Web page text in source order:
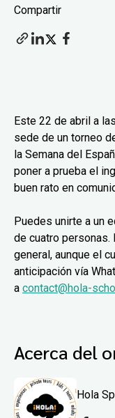
Compartir
Este 22 de abril a
sede de un torneo
la Semana del
poner a prueba el
buen rato en
Puedes unirte a un
de cuatro personas.
general, aunque el
anticipación vía
a contact@hola-
Acerca del
Hola